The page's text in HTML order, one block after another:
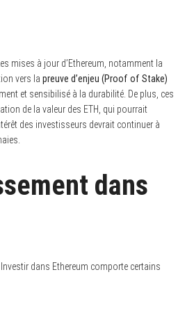
mises à jour d’Ethereum, notamment la
vers la preuve d’enjeu (Proof of Stake)
et sensibilisé à la durabilité. De plus, ces
de la valeur des ETH, qui pourrait
des investisseurs devrait continuer à
dans
Investir dans Ethereum comporte certains